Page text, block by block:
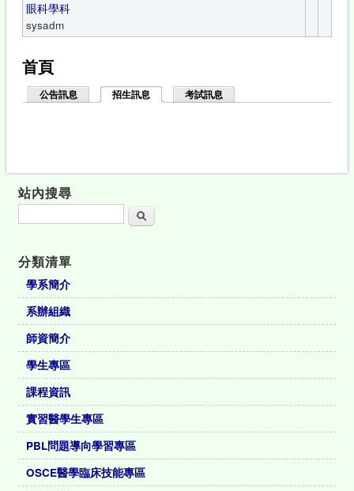
眼科學科
sysadm
首頁
公告訊息 招生訊息 (作用中頁籤)考試訊息
站內搜尋
搜尋
分類清單
學系簡介
系辦組織
師資簡介
學生專區
課程資訊
實習醫學生專區
PBL問題導向學習專區
OSCE醫學臨床技能專區